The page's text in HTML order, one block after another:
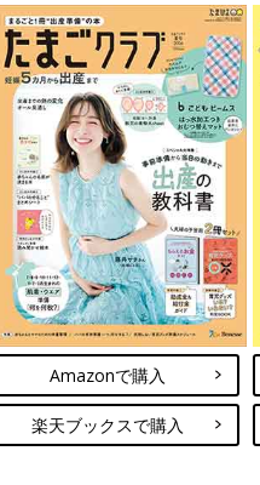
Amazonで購入
楽天ブックスで購入